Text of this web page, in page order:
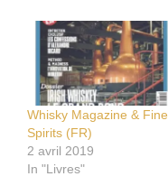
Whisky Magazine & Fine
Spirits (FR)
2 avril 2019
In "Livres"